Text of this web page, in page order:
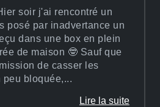
soir j'ai rencontré un
posé par inadvertance un
dans une box en plein
de maison 🤓 Sauf que
de casser les
bloquée,...
Lire la suite